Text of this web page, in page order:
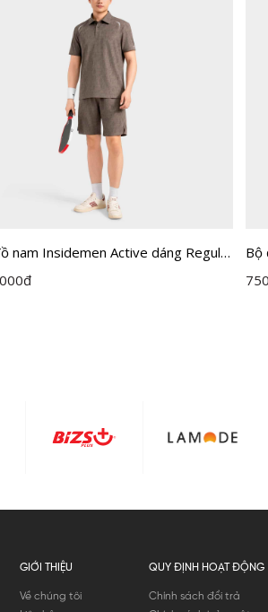
nam Insidemen Active dáng Regular
đ
Bộ
Fit
GIỚI THIỆU
Về chúng tôi
QUY ĐỊNH HOẠT ĐỘNG
Chính sách đổi trả